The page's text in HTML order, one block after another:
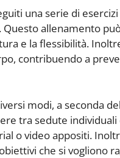
una serie di
allenamento
e la flessibilità.
contribuendo a
modi, a seconda
tra sedute
o video appositi.
che si vogliono